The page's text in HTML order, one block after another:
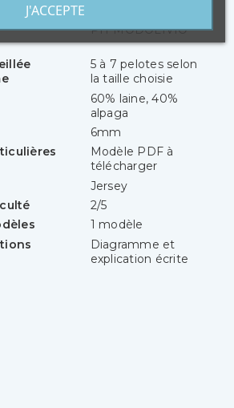
PH-MODOLIVIO
5 à 7 pelotes selon
la taille choisie
60% laine, 40%
alpaga
6mm
Modèle PDF à
télécharger
Jersey
2/5
1 modèle
Diagramme et
explication écrite
J'ACCEPTE